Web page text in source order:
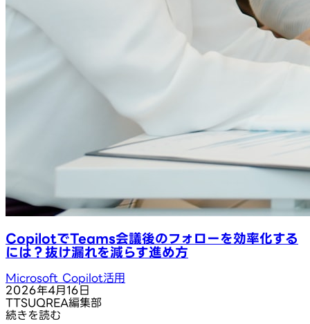
CopilotでTeams会議後のフォローを効率化する
には？抜け漏れを減らす進め方
Microsoft Copilot活用
2026年4月16日
TTSUQREA編集部
続きを読む